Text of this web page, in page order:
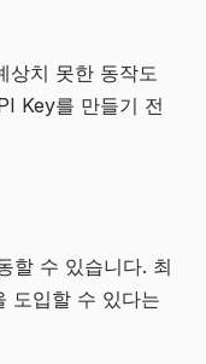
상치 못한 동작도
Key를 만들기 전
할 수 있습니다. 최
도입할 수 있다는